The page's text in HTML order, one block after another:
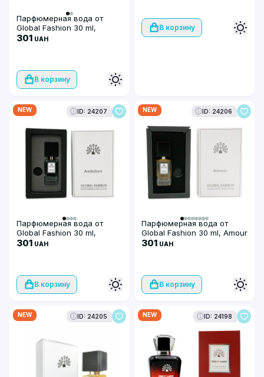
Парфюмерная вода от
Global Fashion 30 ml,
Golden Girl
301 UAH
В корзину
В корзину
NEW ID: 24207
Парфюмерная вода от
Global Fashion 30 ml,
Ambition
301 UAH
В корзину
NEW ID: 24206
Парфюмерная вода от
Global Fashion 30 ml, Amour
301 UAH
В корзину
NEW ID: 24205 NEW ID: 24198